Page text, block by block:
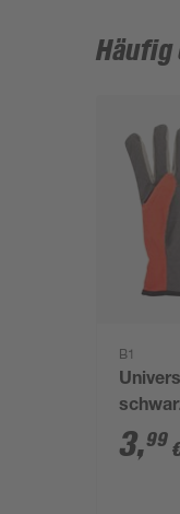
Häufig
B1
3,99